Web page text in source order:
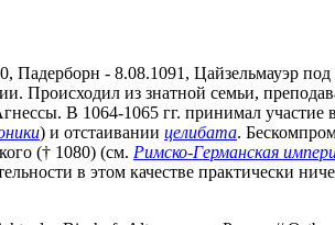
Падерборн - 8.08.1091, Цайзельмауэр
Происходил из знатной семьи,
В 1064-1065 гг. принимал
) и отстаивании целибата.
(† 1080) (см. Римско-Германская
в этом качестве практически